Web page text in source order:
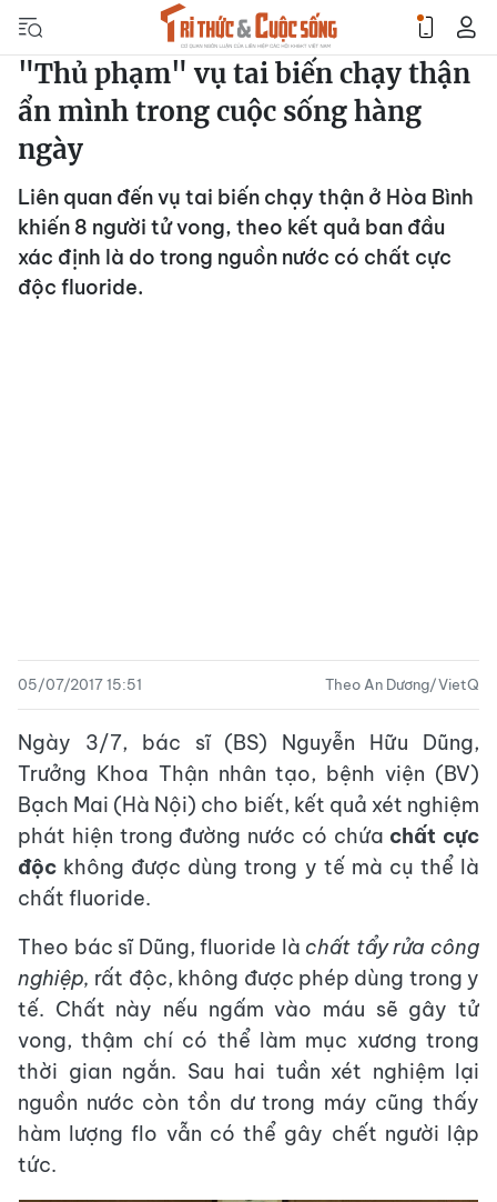
"Thủ phạm" vụ tai biến chạy thận
ẩn mình trong cuộc sống hàng
ngày
Liên quan đến vụ tai biến chạy thận ở Hòa Bình
khiến 8 người tử vong, theo kết quả ban đầu
xác định là do trong nguồn nước có chất cực
độc fluoride.
05/07/2017 15:51 Theo An Dương/VietQ
Ngày 3/7, bác sĩ (BS) Nguyễn Hữu Dũng,
Trưởng Khoa Thận nhân tạo, bệnh viện (BV)
Bạch Mai (Hà Nội) cho biết, kết quả xét nghiệm
phát hiện trong đường nước có chứa chất cực
độc không được dùng trong y tế mà cụ thể là
chất fluoride.
Theo bác sĩ Dũng, fluoride là chất tẩy rửa công
nghiệp, rất độc, không được phép dùng trong y
tế. Chất này nếu ngấm vào máu sẽ gây tử
vong, thậm chí có thể làm mục xương trong
thời gian ngắn. Sau hai tuần xét nghiệm lại
nguồn nước còn tồn dư trong máy cũng thấy
hàm lượng flo vẫn có thể gây chết người lập
tức.